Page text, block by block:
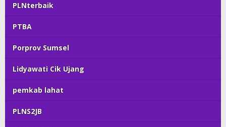
PLNterbaik
PTBA
Porprov Sumsel
Lidyawati Cik Ujang
pemkab lahat
PLNS2JB